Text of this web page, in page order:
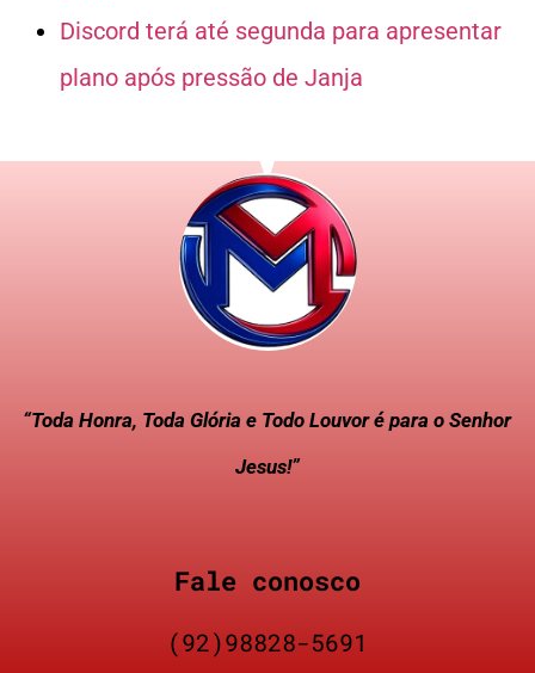
Discord terá até segunda para apresentar
plano após pressão de Janja
“Toda Honra, Toda Glória e Todo Louvor é para o Senhor
Jesus!”
Fale conosco
(92)98828-5691